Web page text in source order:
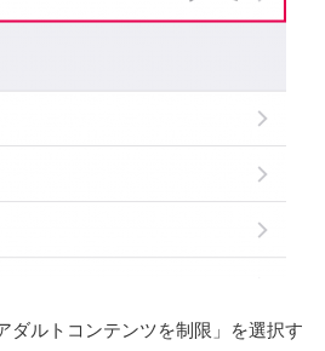
ダルトコンテンツを制限」を選択す